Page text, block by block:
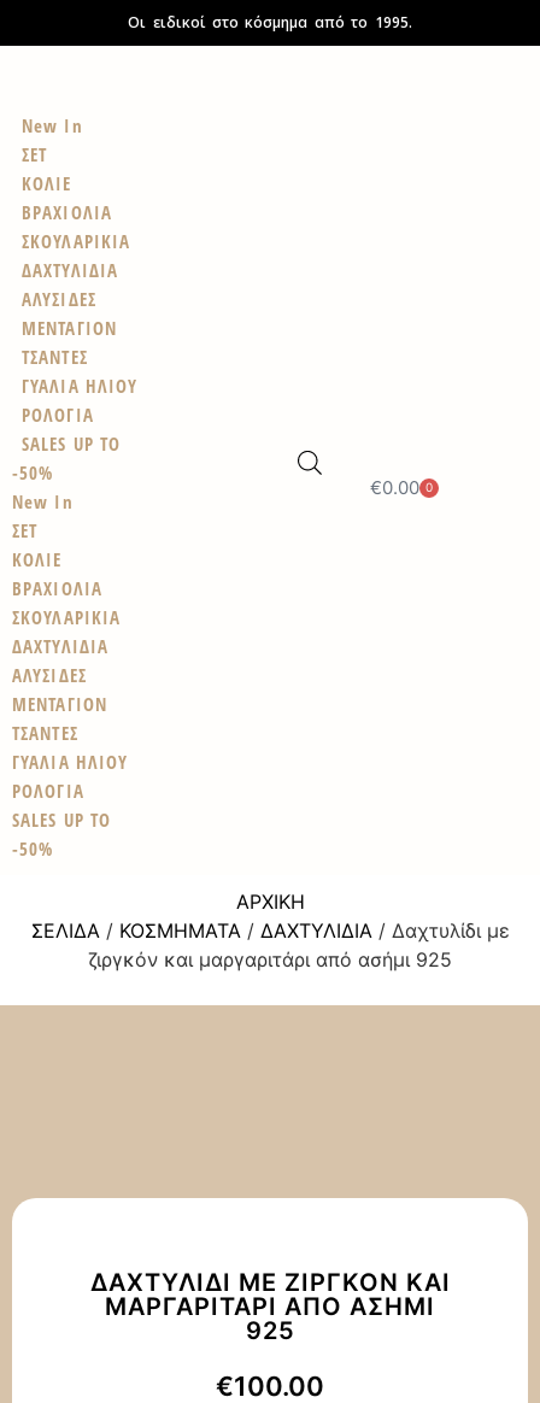
Οι ειδικοί στο κόσμημα από το 1995.
New In
ΣΕΤ
ΚΟΛΙΕ
ΒΡΑΧΙΟΛΙΑ
ΣΚΟΥΛΑΡΙΚΙΑ
ΔΑΧΤΥΛΙΔΙΑ
ΑΛΥΣΙΔΕΣ
ΜΕΝΤΑΓΙΟΝ
ΤΣΑΝΤΕΣ
ΓΥΑΛΙΑ ΗΛΙΟΥ
ΡΟΛΟΓΙΑ
SALES UP TO
-50%
New In
ΣΕΤ
ΚΟΛΙΕ
ΒΡΑΧΙΟΛΙΑ
ΣΚΟΥΛΑΡΙΚΙΑ
ΔΑΧΤΥΛΙΔΙΑ
ΑΛΥΣΙΔΕΣ
ΜΕΝΤΑΓΙΟΝ
ΤΣΑΝΤΕΣ
ΓΥΑΛΙΑ ΗΛΙΟΥ
ΡΟΛΟΓΙΑ
SALES UP TO
-50%
€0.00 0
ΑΡΧΙΚΉ
ΣΕΛΊΔΑ/ ΚΟΣΜΉΜΑΤΑ/ ΔΑΧΤΥΛΊΔΙΑ/ Δαχτυλίδι με
ζιργκόν και μαργαριτάρι από ασήμι 925
ΔΑΧΤΥΛΊΔΙ ΜΕ ΖΙΡΓΚΌΝ ΚΑΙ
ΜΑΡΓΑΡΙΤΆΡΙ ΑΠΌ ΑΣΉΜΙ
925
€100.00